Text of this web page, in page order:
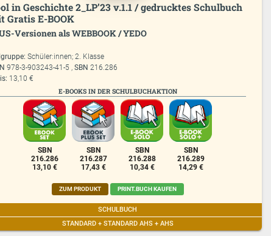
in Geschichte 2_LP’23 v.1.1 / gedrucktes Schulbuch
Gratis E-BOOK
Versionen als WEBBOOK / YEDO
Schüler:innen; 2. Klasse
978-3-903243-41-5 ,SBN216.286
13,10 €
E-BOOKS IN DER SCHULBUCHAKTION
SBN
216.286
13,10 €
SBN
216.287
17,43 €
SBN
216.288
10,34 €
SBN
216.289
14,29 €
ZUM PRODUKT PRINT.BUCH KAUFEN
SCHULBUCH
STANDARD + STANDARD AHS + AHS